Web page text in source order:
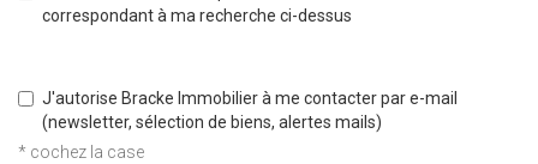
correspondant à ma recherche ci-dessus
J'autorise Bracke Immobilier à me contacter par e-mail
(newsletter, sélection de biens, alertes mails)
* cochez la case